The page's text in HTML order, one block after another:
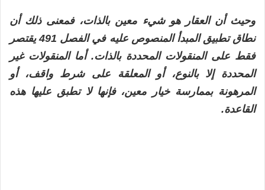
وحيث أن العقار هو شيء معين بالذات، فمعنى ذلك أن
نطاق تطبيق المبدأ المنصوص عليه في الفصل 491 يقتصر
فقط على المنقولات المحددة بالذات. أما المنقولات غير
المحددة إلا بالنوع، أو المعلقة على شرط واقف، أو
المرهونة بممارسة خيار معين، فإنها لا تطبق عليها هذه
القاعدة.